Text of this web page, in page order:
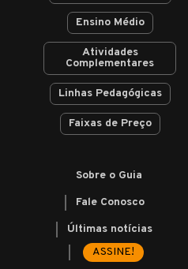
Ensino Médio
Atividades
Complementares
Linhas Pedagógicas
Faixas de Preço
Sobre o Guia
Fale Conosco
Últimas notícias
ASSINE!